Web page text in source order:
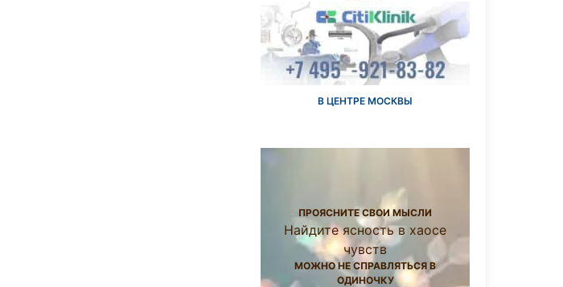
В ЦЕНТРЕ МОСКВЫ
ПРОЯСНИТЕ СВОИ МЫСЛИ
Найдите ясность в хаосе
чувств
МОЖНО НЕ СПРАВЛЯТЬСЯ В
ОДИНОЧКУ